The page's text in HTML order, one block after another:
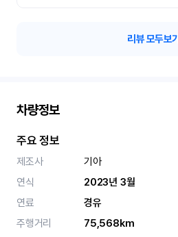
리뷰 모두보기
차량정보
주요 정보
제조사
기아
연식
2023년 3월
연료
경유
주행거리
75,568km